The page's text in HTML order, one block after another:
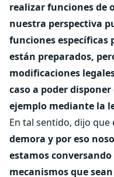
realizar funciones de
nuestra perspectiva
funciones específicas
están preparados,
modificaciones
caso a poder
ejemplo mediante la
En tal sentido, dijo que
demora y por eso
estamos
mecanismos que